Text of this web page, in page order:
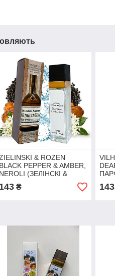
& ROZEN
BLACK PEPPER & AMBER,
NEROLI (ЗЕЛІНСКІ &
РОЗЕН БЛЕК ПЕППЕР,
АМБЕР, НЕРОЛІ) 40 МЛ.
143₴
40
143